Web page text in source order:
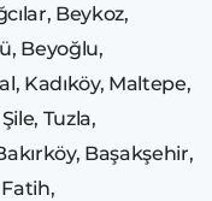
Beykoz,
Beyoğlu,
Kadıköy, Maltepe,
Tuzla,
Başakşehir,